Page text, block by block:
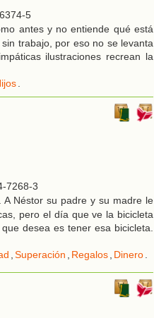
5
antes y no entiende qué está
trabajo, por eso no se levanta
ilustraciones recrean la
.
7268-3
Néstor su padre y su madre le
pero el día que ve la bicicleta
desea es tener esa bicicleta.
,Superación , Regalos, Dinero.